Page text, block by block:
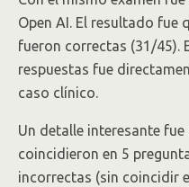
Open AI. El resultado fue
fueron correctas (31/45).
respuestas fue
caso clínico.
Un detalle interesante fue
coincidieron en 5
incorrectas (sin coincidir